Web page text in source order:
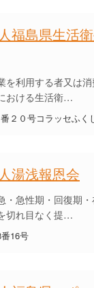
福島県生活
を利用する者又は
おける生活衛…
２０号コラッセふく
湯浅報恩会
・急性期・回復期
切れ目なく提…
16号